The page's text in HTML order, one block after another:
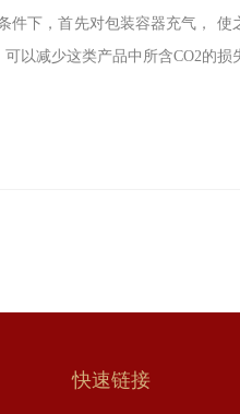
下，首先对包装容器充气，
以减少这类产品中所含CO2的
快速链接